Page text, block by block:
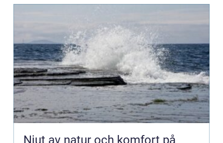
Njut av natur och komfort på